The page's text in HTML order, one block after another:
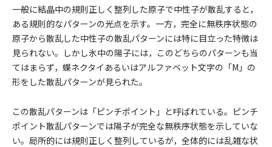
一般に結晶中の規則正しく整列した原子で中性子が散乱すると，
ある規則的なパターンの光点を示す。一方，完全に無秩序状態の
原子から散乱した中性子の散乱パターンには特に目立った特徴は
見られない。しかし氷中の陽子には，このどちらのパターンも当
てはまらず，蝶ネクタイあるいはアルファベット文字の「M」の
形をした散乱パターンが見られた。
この散乱パターンは「ピンチポイント」と呼ばれている。ピンチ
ポイント散乱パターンでは陽子が完全な無秩序状態を示していな
い。局所的には規則正しく整列しているが，全体的には乱雑な状